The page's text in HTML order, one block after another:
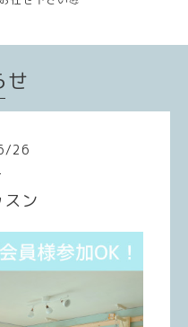
せ
/26
ン